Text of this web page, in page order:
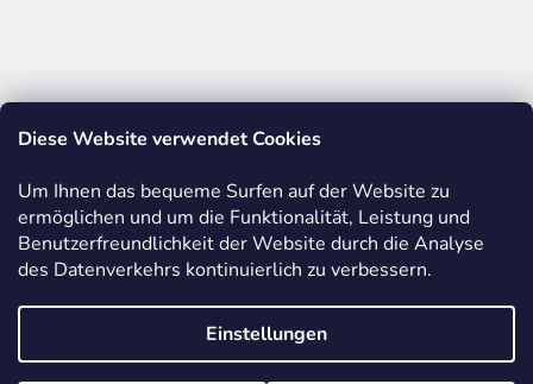
Diese Website verwendet Cookies
Um Ihnen das bequeme Surfen auf der Website zu
ermöglichen und um die Funktionalität, Leistung und
Benutzerfreundlichkeit der Website durch die Analyse
des Datenverkehrs kontinuierlich zu verbessern.
Einstellungen
ALLES ÜBER ZOLLSTÖCKE WERBEDRUCK AUF ARTIKELN
BASTELN MIT HOLZ EINBLICKE IN UNSERE PRODUKTION